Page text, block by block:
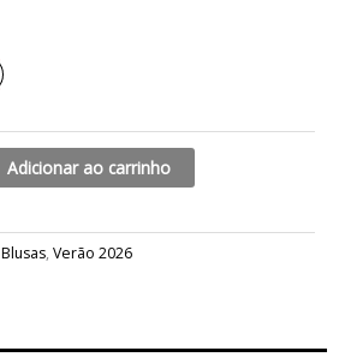
Adicionar ao carrinho
Blusas, Verão 2026